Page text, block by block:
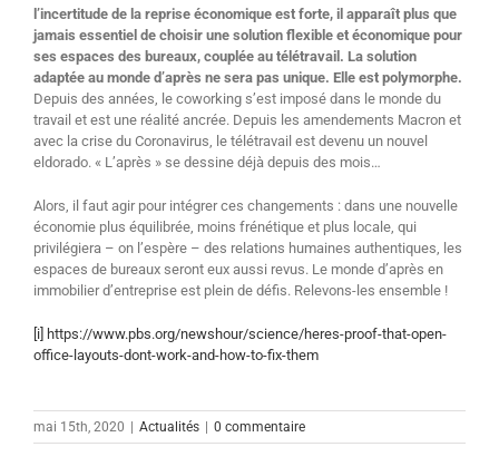
l’incertitude de la reprise économique est forte, il apparaît plus que
jamais essentiel de choisir une solution flexible et économique pour
ses espaces des bureaux, couplée au télétravail. La solution
adaptée au monde d’après ne sera pas unique. Elle est polymorphe.
Depuis des années, le coworking s’est imposé dans le monde du
travail et est une réalité ancrée. Depuis les amendements Macron et
avec la crise du Coronavirus, le télétravail est devenu un nouvel
eldorado. « L’après » se dessine déjà depuis des mois…
Alors, il faut agir pour intégrer ces changements : dans une nouvelle
économie plus équilibrée, moins frénétique et plus locale, qui
privilégiera – on l’espère – des relations humaines authentiques, les
espaces de bureaux seront eux aussi revus. Le monde d’après en
immobilier d’entreprise est plein de défis. Relevons-les ensemble !
[i] https://www.pbs.org/newshour/science/heres-proof-that-open-
office-layouts-dont-work-and-how-to-fix-them
mai 15th, 2020 Actualités 0 commentaire